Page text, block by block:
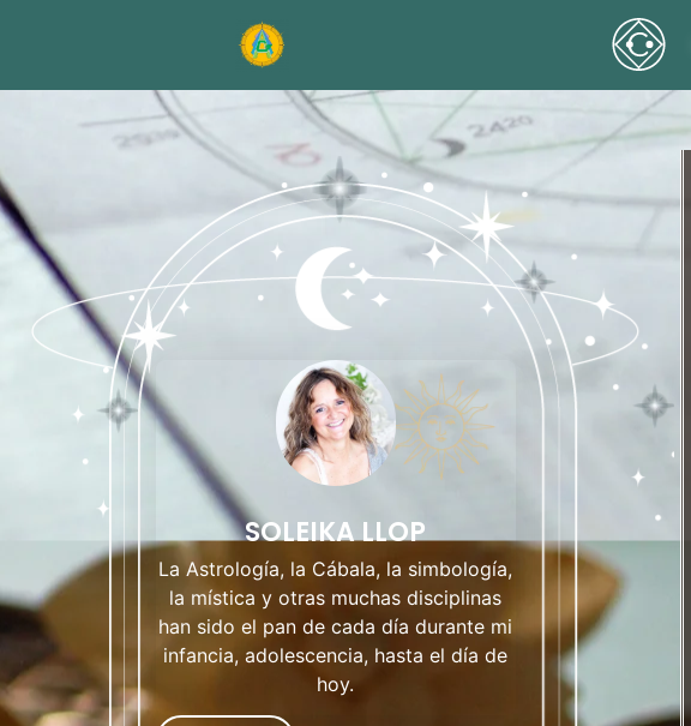
SOLEIKA LLOP
La Astrología, la Cábala, la simbología,
la mística y otras muchas disciplinas
han sido el pan de cada día durante mi
infancia, adolescencia, hasta el día de
hoy.